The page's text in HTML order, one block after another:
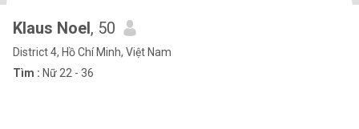
Klaus Noel, 50
District 4, Hồ Chí Minh, Việt Nam
Tìm : Nữ 22 - 36